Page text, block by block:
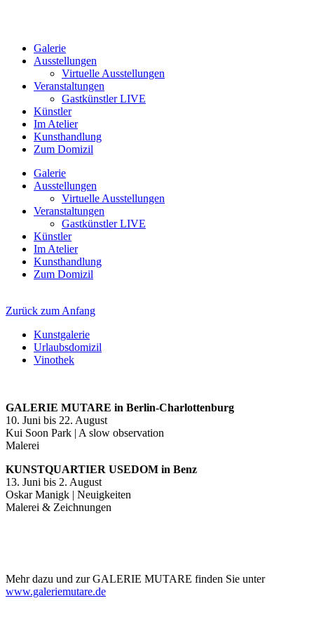
Galerie
Ausstellungen
Virtuelle Ausstellungen
Veranstaltungen
Gastkünstler LIVE
Künstler
Im Atelier
Kunsthandlung
Zum Domizil
Galerie
Ausstellungen
Virtuelle Ausstellungen
Veranstaltungen
Gastkünstler LIVE
Künstler
Im Atelier
Kunsthandlung
Zum Domizil
Zurück zum Anfang
Kunstgalerie
Urlaubsdomizil
Vinothek
GALERIE MUTARE in Berlin-Charlottenburg
10. Juni bis 22. August
Kui Soon Park | A slow observation
Malerei
KUNSTQUARTIER USEDOM in Benz
13. Juni bis 2. August
Oskar Manigk | Neuigkeiten
Malerei & Zeichnungen
Mehr dazu und zur GALERIE MUTARE finden Sie unter
www.galeriemutare.de